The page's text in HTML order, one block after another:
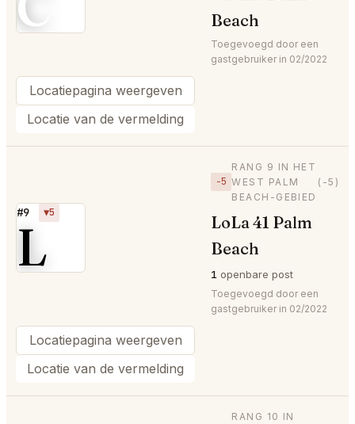
Beach
Toegevoegd door een
gastgebruiker in 02/2022
Locatiepagina weergeven
Locatie van de vermelding
#9 ▼5
L
−5
RANG 9 IN HET
WEST PALM
BEACH-GEBIED
(-5)
LoLa 41 Palm
Beach
1 openbare post
Toegevoegd door een
gastgebruiker in 02/2022
Locatiepagina weergeven
Locatie van de vermelding
RANG 10 IN